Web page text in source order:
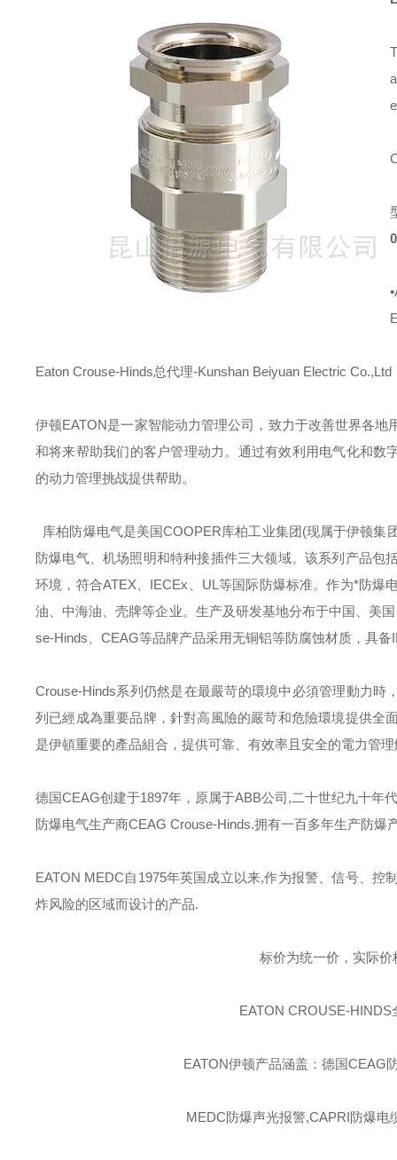
Eaton Crouse-Hinds总代理-Kunshan Beiyuan Electric Co.,Ltd
伊顿EATON是一家智能动力管理公司，致力于改善世界各
和将来帮助我们的客户管理动力。通过有效利用电气化和
的动力管理挑战提供帮助。
库柏防爆电气是美国COOPER库柏工业集团(现属于伊顿集
防爆电气、机场照明和特种接插件三大领域。该系列产品包
环境，符合ATEX IECEx UL 等国际防爆标准。作为*防爆
油、中海油、壳牌等企业。生产及研发基地分布于中国、美
se-Hinds
CEAG等品牌产品采用无铜铝等防腐蚀材质，具备
Crouse-Hinds系列仍然是在最嚴苛的環境中必須管理動力時
列已經成為重要品牌，針對高風險的嚴苛和危險環境提供全
是伊頓重要的產品組合，提供可靠、有效率且安全的電力管
德国CEAG创建于1897年，原属于ABB公司,二十世纪九十年
防爆电气生产商CEAG Crouse-Hinds.拥有一百多年生产防爆
EATON MEDC自 1975年英国成立以来,作为报警、信号、控
炸风险的区域而设计的产品.
标价为统一价，实际
EATON CROUSE-HINDS
EATON伊顿产品涵盖：德国CEAG
MEDC防爆声光报警,CAPRI防爆